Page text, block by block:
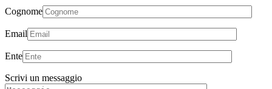
Cognome
Email
Ente
Scrivi un messaggio